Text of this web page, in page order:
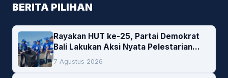
BERITA PILIHAN
Rayakan HUT ke-25, Partai Demokrat
Bali Lakukan Aksi Nyata Pelestarian
Lingkungan
7 Agustus 2026